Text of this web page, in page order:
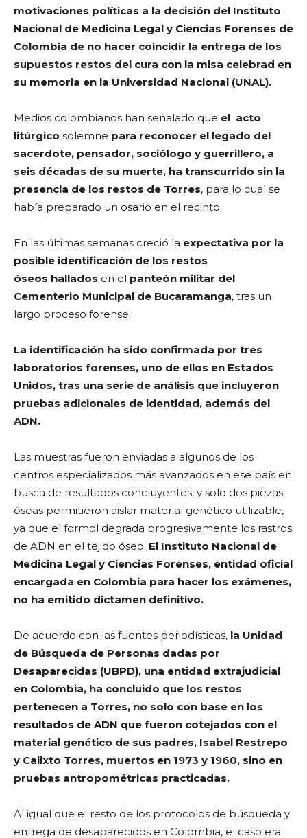
motivaciones políticas a la decisión del Instituto
Nacional de Medicina Legal y Ciencias Forenses de
Colombia de no hacer coincidir la entrega de los
supuestos restos del cura con la misa celebrad en
su memoria en la Universidad Nacional (UNAL).
Medios colombianos han señalado que el acto
litúrgico solemne para reconocer el legado del
sacerdote, pensador, sociólogo y guerrillero, a
seis décadas de su muerte, ha transcurrido sin la
presencia de los restos de Torres, para lo cual se
había preparado un osario en el recinto.
En las últimas semanas creció la expectativa por la
posible identificación de los restos
óseos hallados en el panteón militar del
Cementerio Municipal de Bucaramanga, tras un
largo proceso forense.
La identificación ha sido confirmada por tres
laboratorios forenses, uno de ellos en Estados
Unidos, tras una serie de análisis que incluyeron
pruebas adicionales de identidad, además del
ADN.
Las muestras fueron enviadas a algunos de los
centros especializados más avanzados en ese país en
busca de resultados concluyentes, y solo dos piezas
óseas permitieron aislar material genético utilizable,
ya que el formol degrada progresivamente los rastros
de ADN en el tejido óseo. El Instituto Nacional de
Medicina Legal y Ciencias Forenses, entidad oficial
encargada en Colombia para hacer los exámenes,
no ha emitido dictamen definitivo.
De acuerdo con las fuentes periodísticas, la Unidad
de Búsqueda de Personas dadas por
Desaparecidas (UBPD), una entidad extrajudicial
en Colombia, ha concluido que los restos
pertenecen a Torres, no solo con base en los
resultados de ADN que fueron cotejados con el
material genético de sus padres, Isabel Restrepo
y Calixto Torres, muertos en 1973 y 1960, sino en
pruebas antropométricas practicadas.
Al igual que el resto de los protocolos de búsqueda y
entrega de desaparecidos en Colombia, el caso era